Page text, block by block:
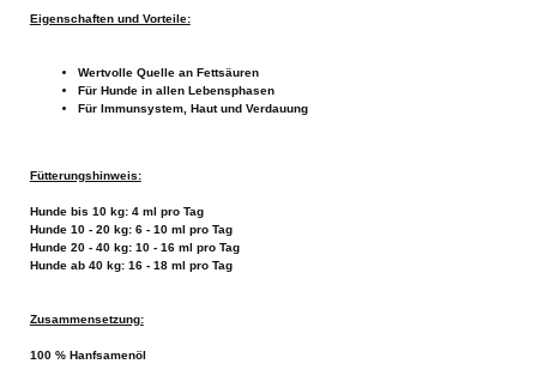
Eigenschaften und Vorteile:
Wertvolle Quelle an Fettsäuren
Für Hunde in allen Lebensphasen
Für Immunsystem, Haut und Verdauung
Fütterungshinweis:
Hunde bis 10 kg: 4 ml pro Tag
Hunde 10 - 20 kg: 6 - 10 ml pro Tag
Hunde 20 - 40 kg: 10 - 16 ml pro Tag
Hunde ab 40 kg: 16 - 18 ml pro Tag
Zusammensetzung:
100 % Hanfsamenöl